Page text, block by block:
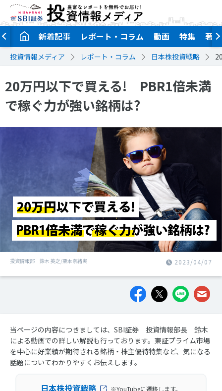
新着記事 レポート・コラム 動画 特集 著者
投資情報メディア レポート・コラム 日本株投資戦略
20万円以下で買える! PBR1倍未満
で稼ぐ力が強い銘柄は?
投資情報部 鈴木 英之/栗本奈緒実 2023/04/07
当ページの内容につきましては、SBI証券 投資情報部長 鈴木
による動画での詳しい解説も行っております。東証プライム市場
を中心に好業績が期待される銘柄・株主優待特集など、気になる
話題についてわかりやすくお伝えします。
日本株投資戦略 ※YouTubeに遷移します。